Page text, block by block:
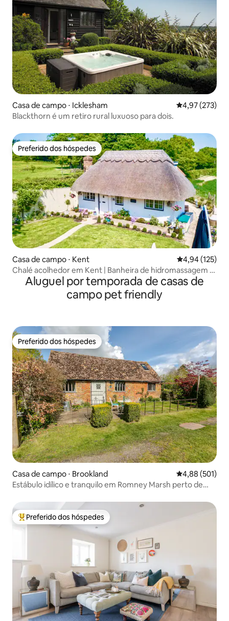
Casa de campo ⋅ Icklesham 4,97 de uma
4,97 (273)
Blackthorn é um retiro rural luxuoso para dois.
Preferido dos hóspedes
Preferido dos hóspedes
Casa de campo ⋅ Kent 4,94 de uma
4,94 (125)
Chalé acolhedor em Kent | Banheira de hidromassagem |
Acomoda 6
Aluguel por temporada de casas de
campo pet friendly
Preferido dos hóspedes
Preferido dos hóspedes
Casa de campo ⋅ Brookland 4,88 de uma
4,88 (501)
Estábulo idílico e tranquilo em Romney Marsh perto de
Entre os melhores preferidos dos hóspedes
Preferido dos hóspedes